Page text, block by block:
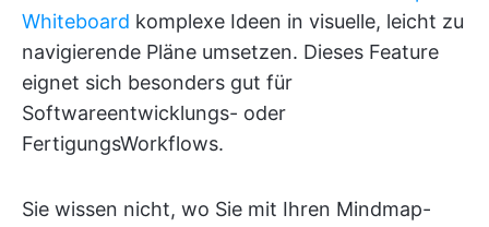
Whiteboard komplexe Ideen in visuelle, leicht zu
navigierende Pläne umsetzen. Dieses Feature
eignet sich besonders gut für
Softwareentwicklungs- oder
FertigungsWorkflows.
Sie wissen nicht, wo Sie mit Ihren Mindmap-